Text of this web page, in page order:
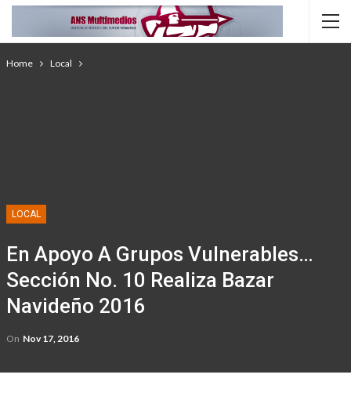
Home Local
LOCAL
En Apoyo A Grupos Vulnerables…
Sección No. 10 Realiza Bazar
Navideño 2016
On Nov 17, 2016